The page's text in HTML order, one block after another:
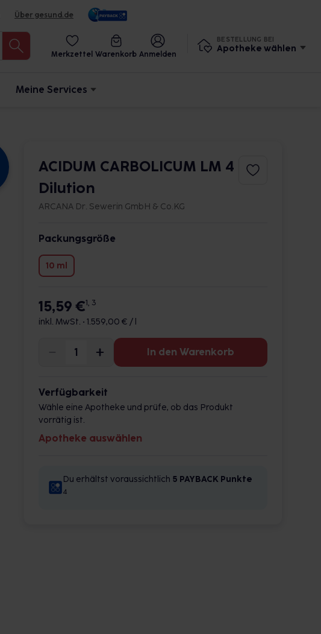
Über gesund.de
Merkzettel Warenkorb Anmelden
BESTELLUNG BEI
Apotheke wählen
Meine Services
ACIDUM CARBOLICUM LM 4
Dilution
ARCANA Dr. Sewerin GmbH & Co.KG
Packungsgröße
10 ml
15,59 €1, 3
inkl. MwSt. • 1.559,00 € / l
In den Warenkorb
Verfügbarkeit
Wähle eine Apotheke und prüfe, ob das Produkt
vorrätig ist.
Apotheke auswählen
Du erhältst voraussichtlich 5 PAYBACK Punkte
4